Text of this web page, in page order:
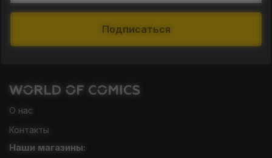
Подписаться
О нас
Контакты
Наши магазины: